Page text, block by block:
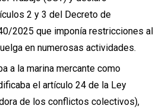
2 y 3 del Decreto de
2025 que imponía restricciones al
en numerosas actividades.
a la marina mercante como
el artículo 24 de la Ley
de los conflictos colectivos),